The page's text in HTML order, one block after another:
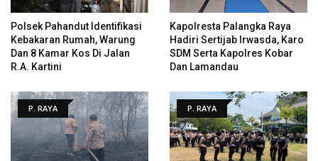
Polsek Pahandut Identifikasi
Kebakaran Rumah, Warung
Dan 8 Kamar Kos Di Jalan
R.A. Kartini
Kapolresta Palangka Raya
Hadiri Sertijab Irwasda, Karo
SDM Serta Kapolres Kobar
Dan Lamandau
P. RAYA P. RAYA